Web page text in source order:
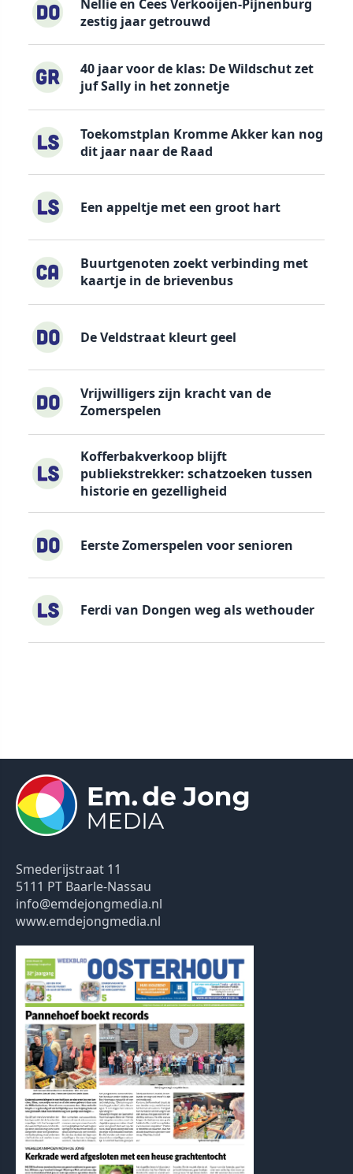
Nellie en Cees Verkooijen-Pijnenburg
zestig jaar getrouwd
40 jaar voor de klas: De Wildschut zet
juf Sally in het zonnetje
Toekomstplan Kromme Akker kan nog
dit jaar naar de Raad
Een appeltje met een groot hart
Buurtgenoten zoekt verbinding met
kaartje in de brievenbus
De Veldstraat kleurt geel
Vrijwilligers zijn kracht van de
Zomerspelen
Kofferbakverkoop blijft
publiekstrekker: schatzoeken tussen
historie en gezelligheid
Eerste Zomerspelen voor senioren
Ferdi van Dongen weg als wethouder
Smederijstraat 11
5111 PT Baarle-Nassau
info@emdejongmedia.nl
www.emdejongmedia.nl